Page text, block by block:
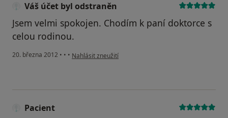
Váš účet byl odstraněn
Jsem velmi spokojen. Chodím k paní doktorce s
celou rodinou.
20. března 2012 • • • podle názoru uživatele Váš účet byl odstraněn
Nahlásit zneužití
Pacient